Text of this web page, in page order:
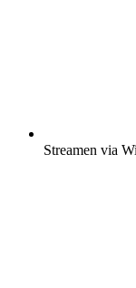
Streamen via